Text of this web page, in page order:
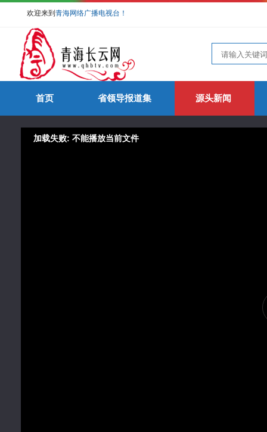
欢迎来到 青海网络广播电视台！
首页 省领导报道集 源头新闻
加载失败: 不能播放当前文件